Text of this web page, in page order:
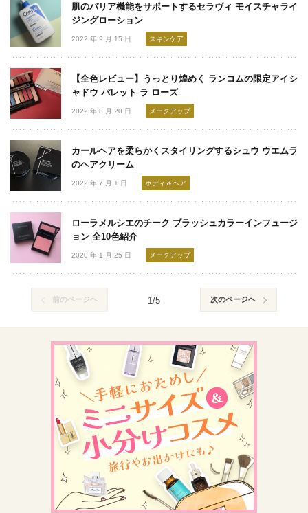
肌のバリア機能をサポートするセラヴィ モイスチャライ
ジングローション
2022 年 9 月 15 日 スキンケア
【全色レビュー】うっとり煌めく ランコムの限定アイシ
ャドウ パレット ラ ローズ
2022 年 8 月 20 日 メークアップ
カールヘアを柔らかくスタイリングするシュウ ウエムラ
のヘアクリーム
2022 年 7 月 1 日 ボディ＆ヘア
ローラメルシエのチーク ブラッシュカラーインフュージ
ョン 全10色紹介
2020 年 1 月 25 日 メークアップ
前のページヘ 1/5 次のページヘ